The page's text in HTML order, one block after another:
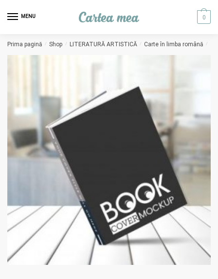
MENU 0
Prima pagină / Shop / LITERATURĂ ARTISTICĂ / Carte în limba română /